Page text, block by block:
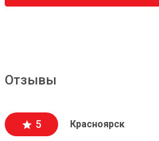
Отзывы
5 Красноярск